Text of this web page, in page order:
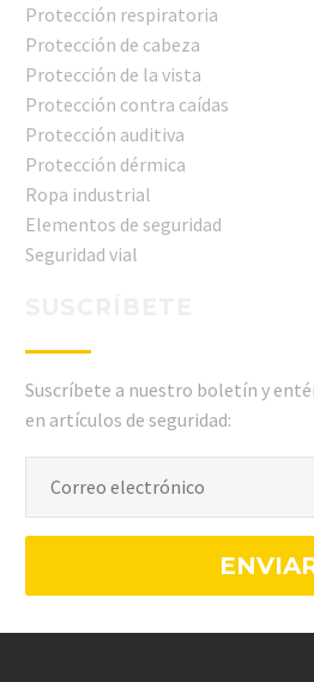
Protección respiratoria
Protección de cabeza
Protección de la vista
Protección contra caídas
Protección auditiva
Protección dérmica
Ropa industrial
Elementos de seguridad
Seguridad vial
Suscríbete a nuestro boletín y
en artículos de seguridad: